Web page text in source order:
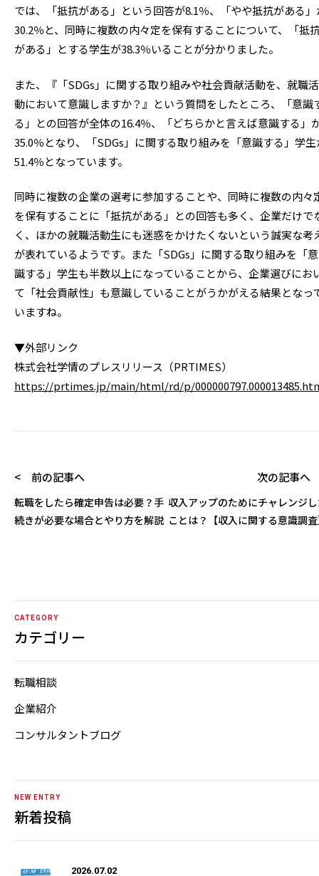
では、「抵抗がある」という回答が8.1％、「やや抵抗がある」
30.2％と、同時に複数の内々定を保有することについて、「抵
がある」とする学生が38.3％いることが分かりました。
また、『「SDGs」に関する取り組みや社会貢献活動を、就職活
動において意識しますか？』という質問をしたところ、「意識
る」との回答が全体の16.4％、「どちらかと言えば意識する」
35.0％となり、「SDGs」に関する取り組みを「意識する」学生
51.4％となっています。
同時に複数の企業の選考に参加することや、同時に複数の内々
を保有することに「抵抗がある」との回答も多く、企業だけで
く、ほかの就職活動生にも迷惑をかけたくないという誠実な考
が表れているようです。また「SDGs」に関する取り組みを「意
識する」学生も半数以上になっていることから、企業選びにお
て「社会貢献性」も意識していることがうかがえる結果となっ
いますね。
▼外部リンク
株式会社学情のプレスリリース（PRTIMES）
https://prtimes.jp/main/html/rd/p/
< 前の記事へ
転職をしたら確定申告は必要？手
続きが必要な場合とやり方を解説
次の記事
収入アップのためにチャレンジ
ことは？【収入に関する意識調
CATEGORY
カテゴリー
転職相談
企業紹介
コンサルタントブログ
NEW ENTRY
新着投稿
2026.07.02